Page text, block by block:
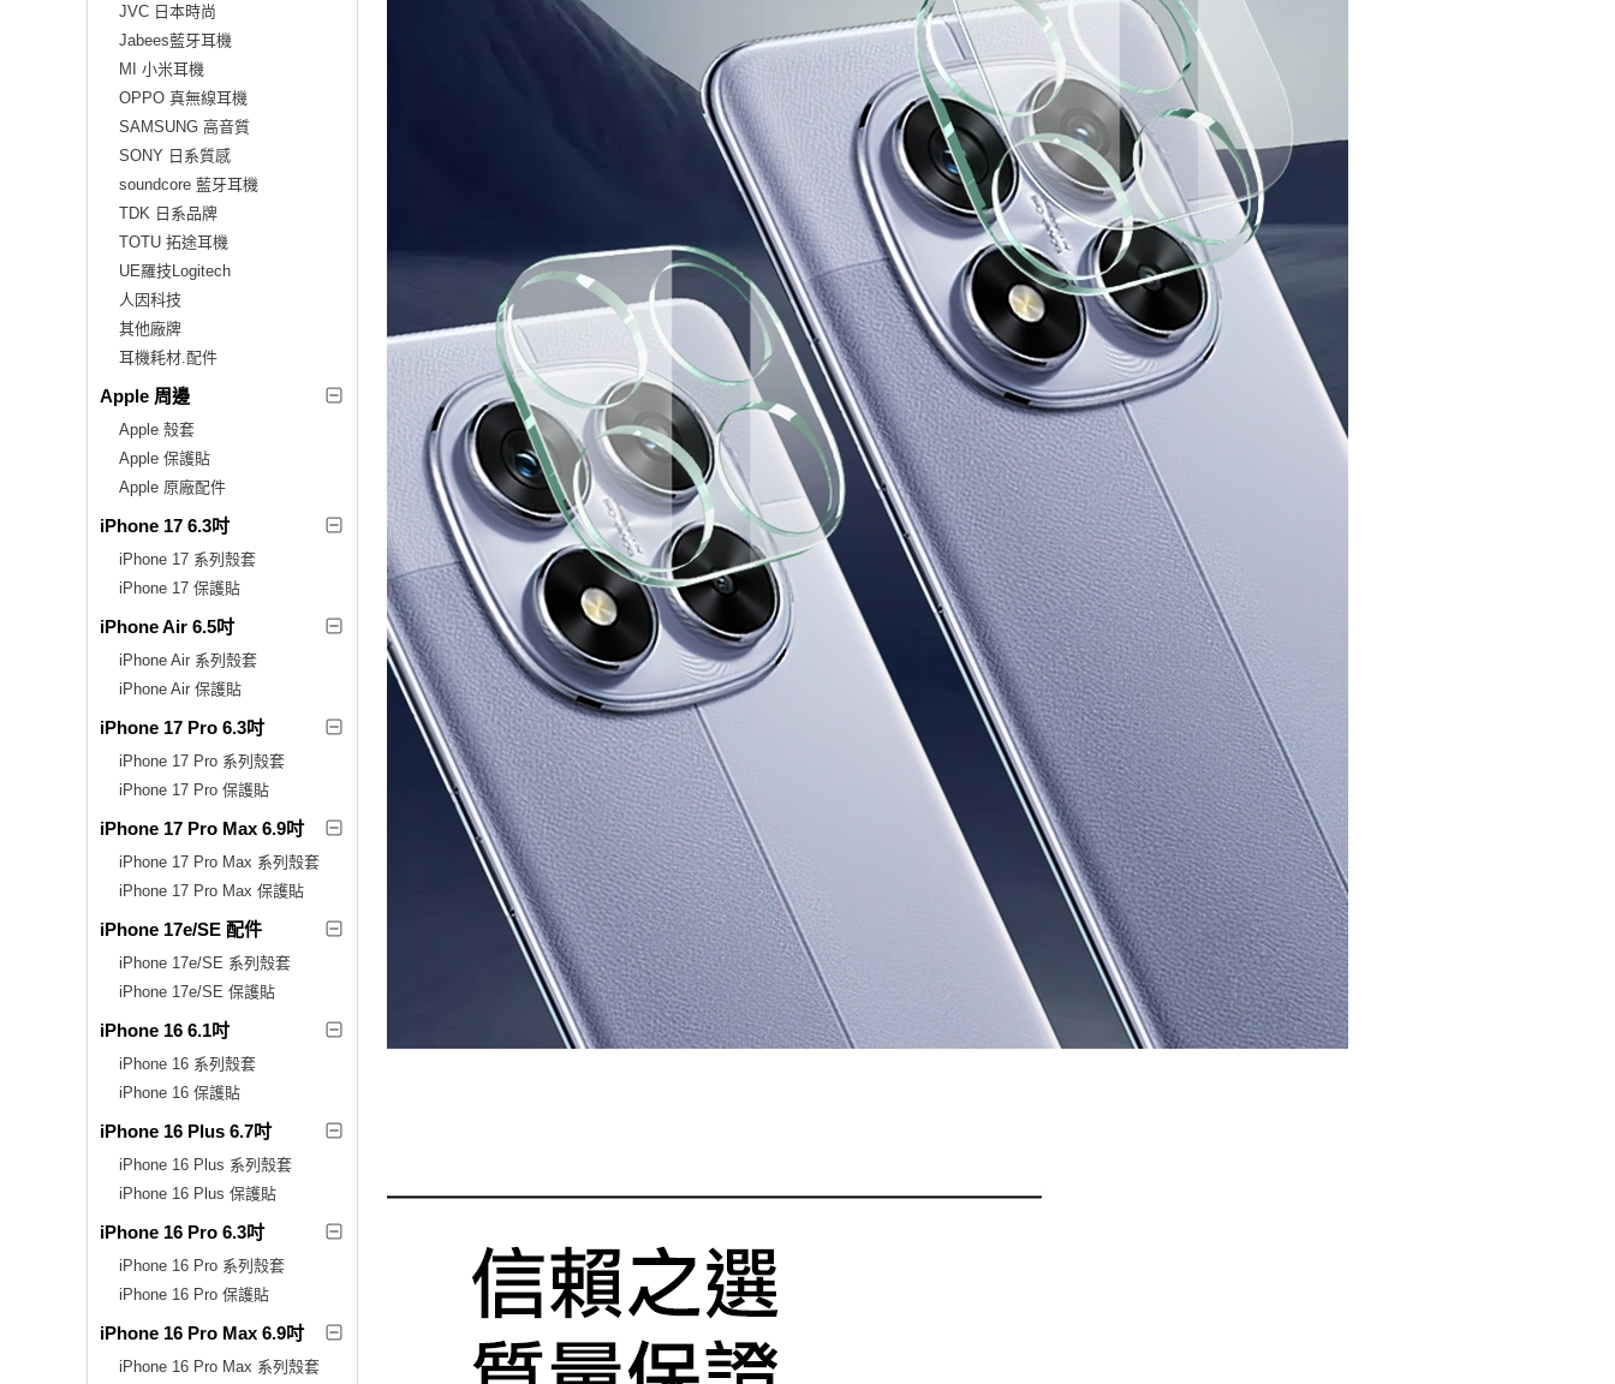
JVC 日本時尚
Jabees藍牙耳機
MI 小米耳機
OPPO 真無線耳機
SAMSUNG 高音質
SONY 日系質感
soundcore 藍牙耳機
TDK 日系品牌
TOTU 拓途耳機
UE羅技Logitech
人因科技
其他廠牌
耳機耗材.配件
Apple 周邊
Apple 殼套
Apple 保護貼
Apple 原廠配件
iPhone 17 6.3吋
iPhone 17 系列殼套
iPhone 17 保護貼
iPhone Air 6.5吋
iPhone Air 系列殼套
iPhone Air 保護貼
iPhone 17 Pro 6.3吋
iPhone 17 Pro 系列殼套
iPhone 17 Pro 保護貼
iPhone 17 Pro Max 6.9吋
iPhone 17 Pro Max 系列殼套
iPhone 17 Pro Max 保護貼
iPhone 17e/SE 配件
iPhone 17e/SE 系列殼套
iPhone 17e/SE 保護貼
iPhone 16 6.1吋
iPhone 16 系列殼套
iPhone 16 保護貼
iPhone 16 Plus 6.7吋
iPhone 16 Plus 系列殼套
iPhone 16 Plus 保護貼
iPhone 16 Pro 6.3吋
iPhone 16 Pro 系列殼套
iPhone 16 Pro 保護貼
iPhone 16 Pro Max 6.9吋
iPhone 16 Pro Max 系列殼套